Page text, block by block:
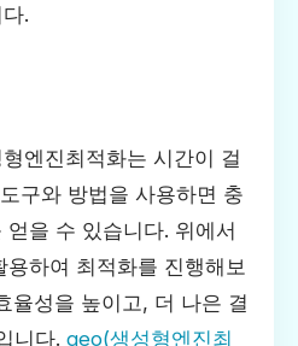
.
엔진최적화는 시간이 걸
구와 방법을 사용하면 충
을 수 있습니다. 위에서
하여 최적화를 진행해보
율성을 높이고, 더 나은 결
니다. geo(생성형엔진최